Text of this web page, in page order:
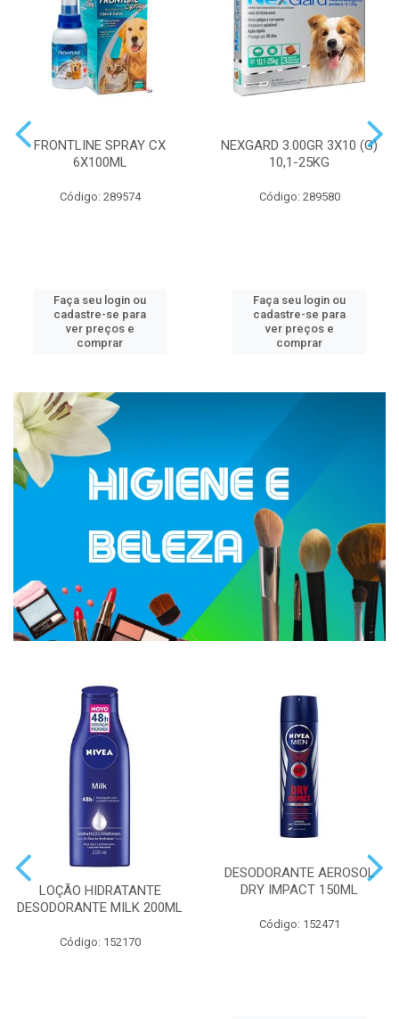
FRONTLINE SPRAY CX
6X100ML
Código: 289574
Faça seu login ou
cadastre-se para
ver preços e
comprar
NEXGARD 3.00GR 3X10 (G)
10,1-25KG
Código: 289580
Faça seu login ou
cadastre-se para
ver preços e
comprar
LOÇÃO HIDRATANTE
DESODORANTE MILK 200ML
Código: 152170
DESODORANTE AEROSOL
DRY IMPACT 150ML
Código: 152471